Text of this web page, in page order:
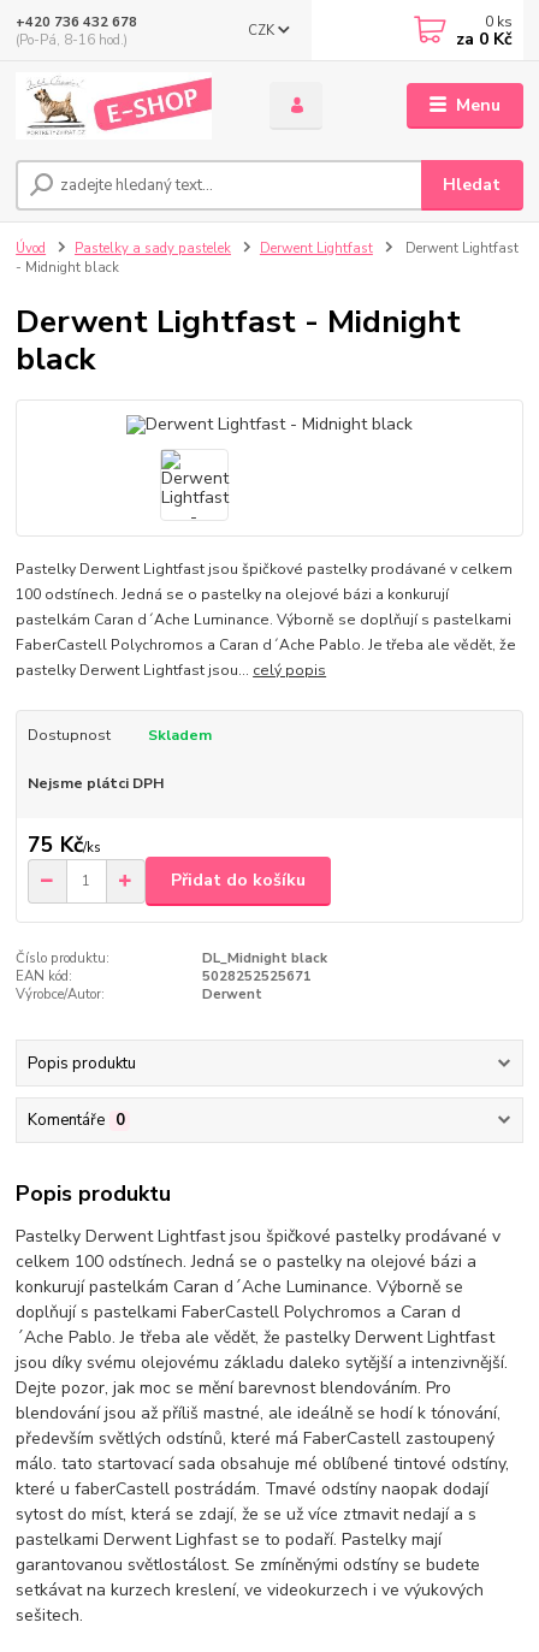
Menu
CZK
Hledat
+420 736 432 678
(Po-Pá, 8-16 hod.)
0 ks
za 0 Kč
Úvod Pastelky a sady pastelek Derwent Lightfast
Derwent Lightfast
- Midnight black
Derwent Lightfast - Midnight
black
Pastelky Derwent Lightfast jsou špičkové pastelky prodávané v celkem
100 odstínech. Jedná se o pastelky na olejové bázi a konkurují
pastelkám Caran d´Ache Luminance. Výborně se doplňují s pastelkami
FaberCastell Polychromos a Caran d´Ache Pablo. Je třeba ale vědět, že
pastelky Derwent Lightfast jsou... celý popis
Dostupnost Skladem
Nejsme plátci DPH
75 Kč/ks
Přidat do košíku
Číslo produktu:
DL_Midnight black
EAN kód:
5028252525671
Výrobce/Autor:
Derwent
Popis produktu
Komentáře 0
Popis produktu
Pastelky Derwent Lightfast jsou špičkové pastelky prodávané v
celkem 100 odstínech. Jedná se o pastelky na olejové bázi a
konkurují pastelkám Caran d´Ache Luminance. Výborně se
doplňují s pastelkami FaberCastell Polychromos a Caran d
´Ache Pablo. Je třeba ale vědět, že pastelky Derwent Lightfast
jsou díky svému olejovému základu daleko sytější a intenzivnější.
Dejte pozor, jak moc se mění barevnost blendováním. Pro
blendování jsou až příliš mastné, ale ideálně se hodí k tónování,
především světlých odstínů, které má FaberCastell zastoupený
málo. tato startovací sada obsahuje mé oblíbené tintové odstíny,
které u faberCastell postrádám. Tmavé odstíny naopak dodají
sytost do míst, která se zdají, že se už více ztmavit nedají a s
pastelkami Derwent Lighfast se to podaří. Pastelky mají
garantovanou světlostálost. Se zmíněnými odstíny se budete
setkávat na kurzech kreslení, ve videokurzech i ve výukových
sešitech.